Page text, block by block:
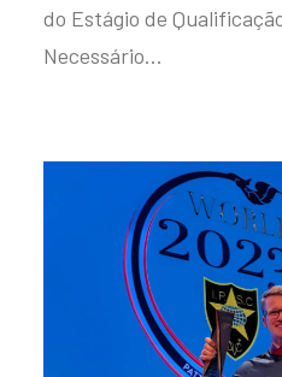
do Estágio de
Necessário…